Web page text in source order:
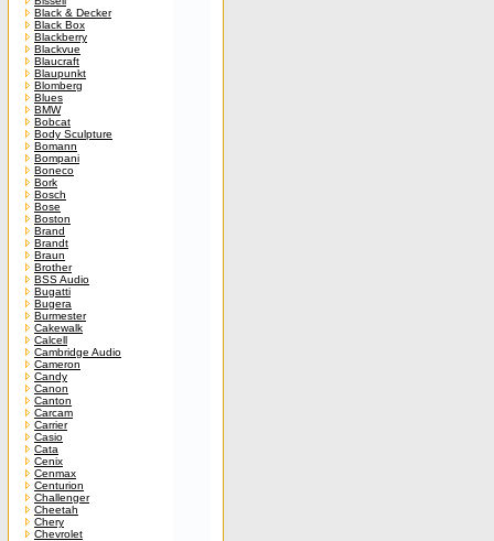
Black & Decker
Black Box
Blackberry
Blackvue
Blaucraft
Blaupunkt
Blomberg
Blues
BMW
Bobcat
Body Sculpture
Bomann
Bompani
Boneco
Bork
Bosch
Bose
Boston
Brand
Brandt
Braun
Brother
BSS Audio
Bugatti
Bugera
Burmester
Cakewalk
Calcell
Cambridge Audio
Cameron
Candy
Canon
Canton
Carcam
Carrier
Casio
Cata
Cenix
Cenmax
Centurion
Challenger
Cheetah
Chery
Chevrolet